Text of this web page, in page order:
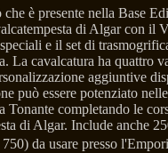
è presente nella Base
di Algar con il
e il set di
La cavalcatura ha quattro
aggiuntive
può essere potenziato
Tonante completando le
di Algar. Include anche
da usare presso